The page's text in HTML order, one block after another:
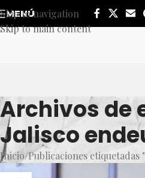
Skip to navigation
Skip to main content
MENÚ
Archivos de
Jalisco
Inicio Publicaciones etiquetadas